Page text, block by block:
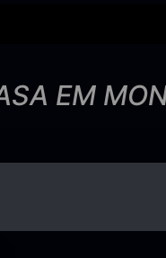
EM